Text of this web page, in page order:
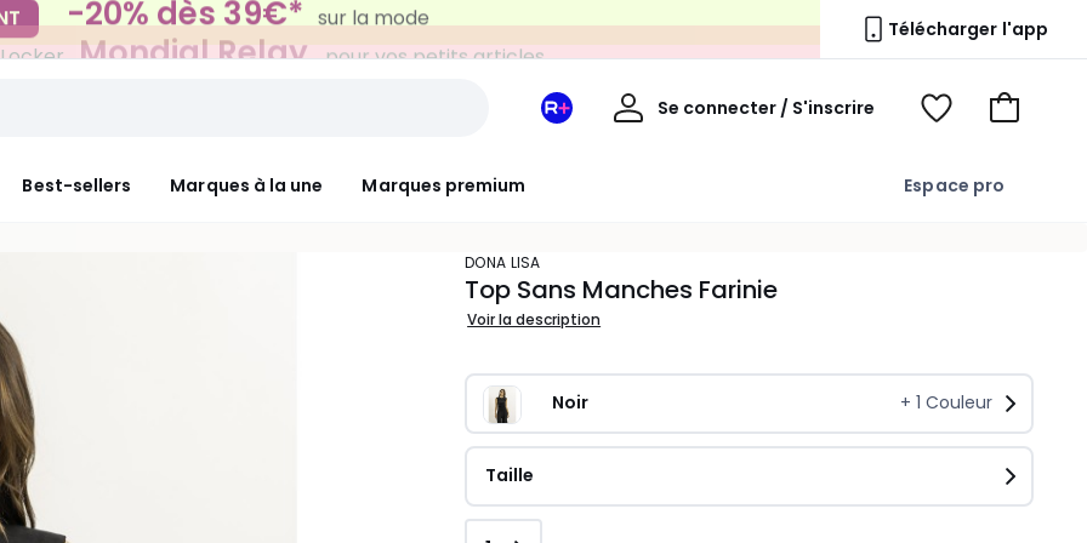
Mondial Relay pour vos petits articles Télécharger l'app
Best-sellers Marques à la une Marques premium Espace pro
Mon
Se connecter / S'inscrire
Mon
Voir
Voir
DONA LISA
Top Sans Manches Farinie
Voir la description
Noir + 1 Couleur
Taille